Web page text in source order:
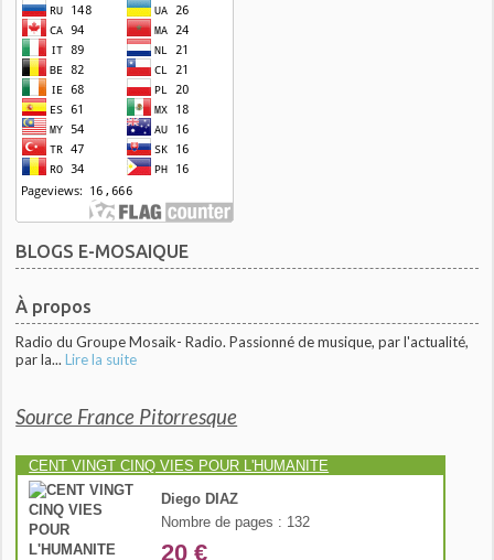
BLOGS E-MOSAIQUE
À propos
Radio du Groupe Mosaik- Radio. Passionné de musique, par l'actualité,
par la... Lire la suite
Source France Pitorresque
CENT VINGT CINQ VIES POUR L'HUMANITE
Diego DIAZ
Nombre de pages : 132
20 €